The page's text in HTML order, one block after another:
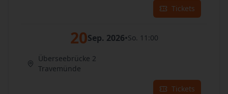
Tickets
20Sep. 2026•So. 11:00
Überseebrücke 2
Travemünde
Tickets